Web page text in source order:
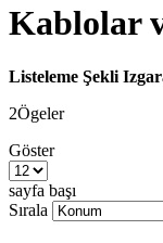
Kablolar
Listeleme Şekli
2Ögeler
Göster
sayfa başı
Sırala